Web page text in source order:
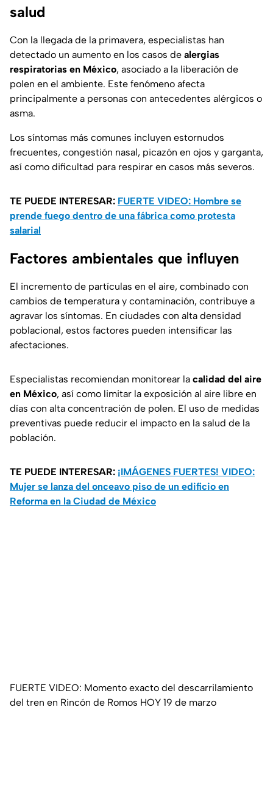
salud
Con la llegada de la primavera, especialistas han
detectado un aumento en los casos de alergias
respiratorias en México, asociado a la liberación de
polen en el ambiente. Este fenómeno afecta
principalmente a personas con antecedentes alérgicos o
asma.
Los síntomas más comunes incluyen estornudos
frecuentes, congestión nasal, picazón en ojos y garganta,
así como dificultad para respirar en casos más severos.
TE PUEDE INTERESAR: FUERTE VIDEO: Hombre se
prende fuego dentro de una fábrica como protesta
salarial
Factores ambientales que influyen
El incremento de partículas en el aire, combinado con
cambios de temperatura y contaminación, contribuye a
agravar los síntomas. En ciudades con alta densidad
poblacional, estos factores pueden intensificar las
afectaciones.
Especialistas recomiendan monitorear la calidad del aire
en México, así como limitar la exposición al aire libre en
días con alta concentración de polen. El uso de medidas
preventivas puede reducir el impacto en la salud de la
población.
TE PUEDE INTERESAR: ¡IMÁGENES FUERTES! VIDEO:
Mujer se lanza del onceavo piso de un edificio en
Reforma en la Ciudad de México
FUERTE VIDEO: Momento exacto del descarrilamiento
del tren en Rincón de Romos HOY 19 de marzo